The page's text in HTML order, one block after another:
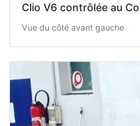
Clio V6 contrôlée au
Vue du côté avant gauche